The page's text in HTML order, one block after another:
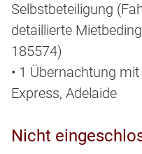
Selbstbeteiligung
detaillierte
185574)
• 1 Übernachtung
Express, Adelaide
Nicht